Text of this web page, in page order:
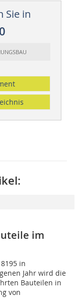
Sie in
im
in
Jahr wird die
Bauteilen in
von